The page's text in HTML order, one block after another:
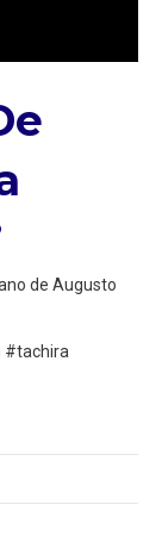
de Augusto
#tachira